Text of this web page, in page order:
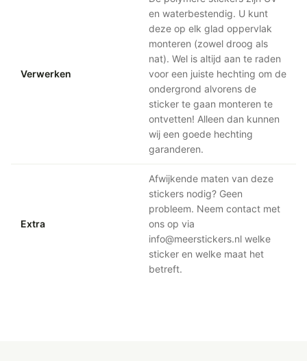
Verwerken
en waterbestendig. U kunt
deze op elk glad oppervlak
monteren (zowel droog als
nat). Wel is altijd aan te raden
voor een juiste hechting om de
ondergrond alvorens de
sticker te gaan monteren te
ontvetten! Alleen dan kunnen
wij een goede hechting
garanderen.
Extra
Afwijkende maten van deze
stickers nodig? Geen
probleem. Neem contact met
ons op via
info@meerstickers.nl welke
sticker en welke maat het
betreft.